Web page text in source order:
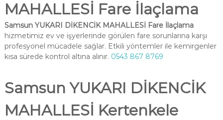
MAHALLESİ Fare İlaçlama
Samsun YUKARI DİKENCİK MAHALLESİ Fare İlaçlama
hizmetimiz ev ve işyerlerinde görülen fare sorunlarına karşı
profesyonel mücadele sağlar. Etkili yöntemler ile kemirgenler
kısa sürede kontrol altına alınır. 0543 867 8769
Samsun YUKARI DİKENCİK
MAHALLESİ Kertenkele